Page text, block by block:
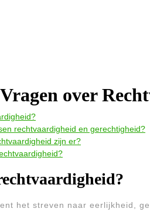
over
rechtvaardigheid en gerechtigheid?
zijn er?
het streven naar eerlijkheid,